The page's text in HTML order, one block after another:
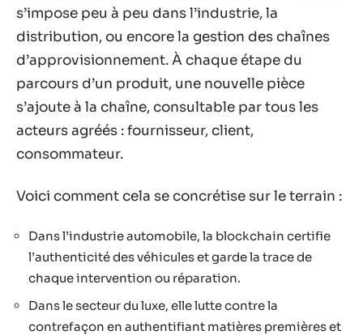
s’impose peu à peu dans l’industrie, la
distribution, ou encore la gestion des chaînes
d’approvisionnement. À chaque étape du
parcours d’un produit, une nouvelle pièce
s’ajoute à la chaîne, consultable par tous les
acteurs agréés : fournisseur, client,
consommateur.
Voici comment cela se concrétise sur le terrain :
Dans l’industrie automobile, la blockchain certifie
l’authenticité des véhicules et garde la trace de
chaque intervention ou réparation.
Dans le secteur du luxe, elle lutte contre la
contrefaçon en authentifiant matières premières et